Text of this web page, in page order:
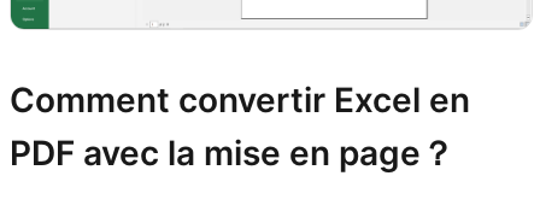
Comment convertir Excel en
PDF avec la mise en page？